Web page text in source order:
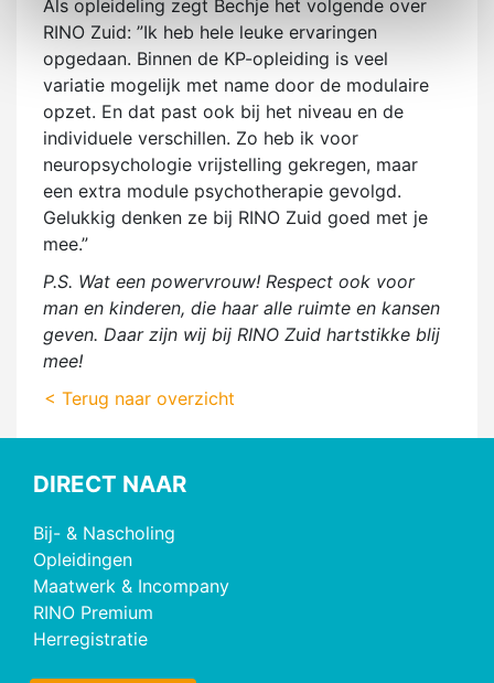
Als opleideling zegt Bechje het volgende over
RINO Zuid: ”Ik heb hele leuke ervaringen
opgedaan. Binnen de KP-opleiding is veel
variatie mogelijk met name door de modulaire
opzet. En dat past ook bij het niveau en de
individuele verschillen. Zo heb ik voor
neuropsychologie vrijstelling gekregen, maar
een extra module psychotherapie gevolgd.
Gelukkig denken ze bij RINO Zuid goed met je
mee.”
P.S. Wat een powervrouw! Respect ook voor
man en kinderen, die haar alle ruimte en kansen
geven. Daar zijn wij bij RINO Zuid hartstikke blij
mee!
< Terug naar overzicht
DIRECT NAAR
Bij- & Nascholing
Opleidingen
Maatwerk & Incompany
RINO Premium
Herregistratie